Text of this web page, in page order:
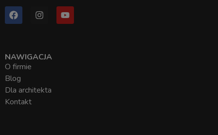
NAWIGACJA
O firmie
Blog
Dla architekta
Kontakt